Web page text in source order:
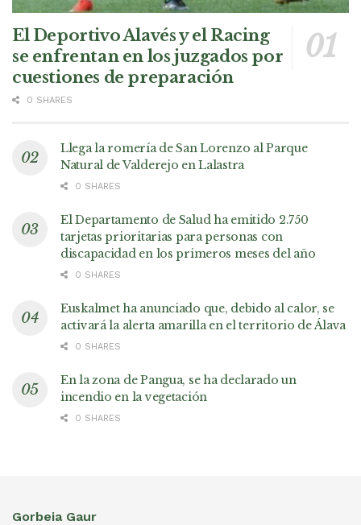
El Deportivo Alavés y el Racing
se enfrentan en los juzgados por
cuestiones de preparación
0 SHARES
Llega la romería de San Lorenzo al Parque
Natural de Valderejo en Lalastra
0 SHARES
El Departamento de Salud ha emitido 2.750
tarjetas prioritarias para personas con
discapacidad en los primeros meses del año
0 SHARES
Euskalmet ha anunciado que, debido al calor, se
activará la alerta amarilla en el territorio de Álava
0 SHARES
En la zona de Pangua, se ha declarado un
incendio en la vegetación
0 SHARES
Gorbeia Gaur